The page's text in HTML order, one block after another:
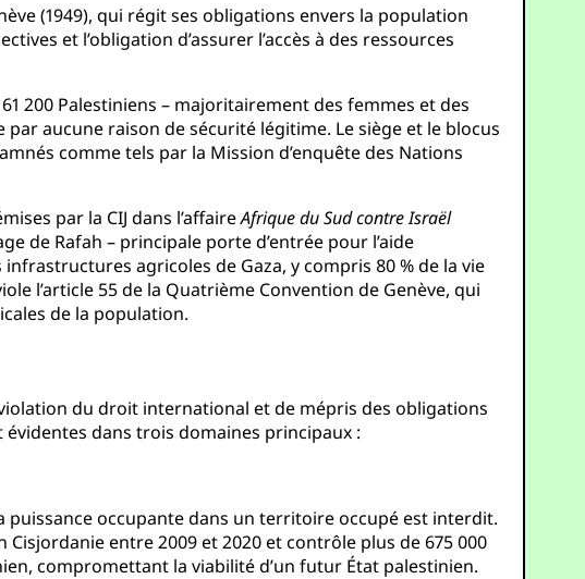
(1949), qui régit ses obligations envers la population
et l’obligation d’assurer l’accès à des ressources
200 Palestiniens – majoritairement des femmes et des
aucune raison de sécurité légitime. Le siège et le blocus
comme tels par la Mission d’enquête des Nations
par la CIJ dans l’affaireAfrique du Sud contre Israël
de Rafah – principale porte d’entrée pour l’aide
agricoles de Gaza, y compris 80 % de la vie
l’article 55 de la Quatrième Convention de Genève, qui
de la population.
du droit international et de mépris des obligations
dans trois domaines principaux :
puissance occupante dans un territoire occupé est interdit.
entre 2009 et 2020 et contrôle plus de 675 000
compromettant la viabilité d’un futur État palestinien.